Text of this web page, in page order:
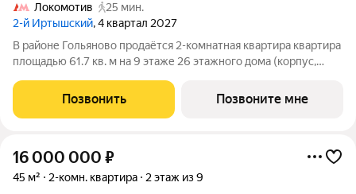
Локомотив
25 мин.
2-й Иртышский, 4 квартал 2027
В районе Гольяново продаётся 2-комнатная квартира квартира
площадью 61.7 кв. м на 9 этаже 26 этажного дома (корпус,
расположение 25 минут пешком до станции метро
«Черкизовская» 14 минут на автомобиле до
Позвонить Позвоните мне
16 000 000 ₽
45 м² 2-комн. квартира 2 этаж из 9